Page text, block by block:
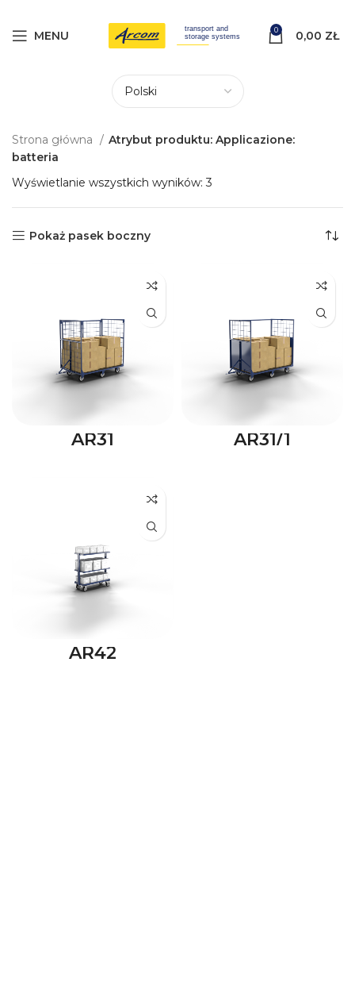
MENU 0 0,00 ZŁ
Strona główna
Atrybut produktu: Applicazione:
batteria
Wyświetlanie wszystkich wyników: 3
Pokaż pasek boczny
AR31 AR31/1
AR42